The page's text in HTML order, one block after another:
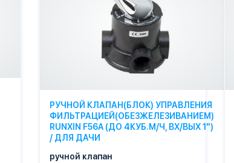
РУЧНОЙ КЛАПАН(БЛОК) УПРАВЛЕНИЯ
ФИЛЬТРАЦИЕЙ(ОБЕЗЖЕЛЕЗИВАНИЕМ)
RUNXIN F56A (ДО 4КУБ.М/Ч, ВХ/ВЫХ 1")
/ ДЛЯ ДАЧИ
ручной клапан